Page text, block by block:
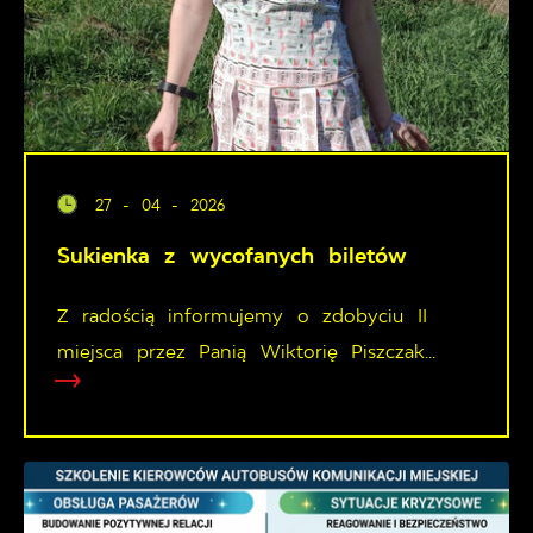
27 - 04 - 2026
Sukienka z wycofanych biletów
Z radością informujemy o zdobyciu II
miejsca przez Panią Wiktorię Piszczak...